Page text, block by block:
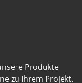
Produkte
zu Ihrem Projekt.